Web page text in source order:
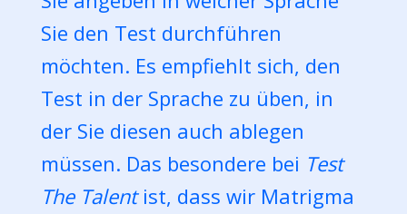
Sie den Test durchführen
möchten. Es empfiehlt sich, den
Test in der Sprache zu üben, in
der Sie diesen auch ablegen
müssen. Das besondere bei Test
The Talentist, dass wir Matrigma